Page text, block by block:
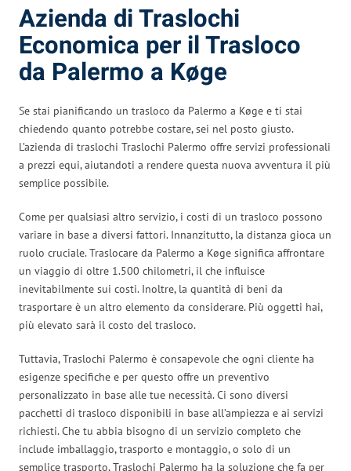
Azienda di Traslochi
Economica per il Trasloco
da Palermo a Køge
Se stai pianificando un trasloco da Palermo a Køge e ti stai
chiedendo quanto potrebbe costare, sei nel posto giusto.
L’azienda di traslochi Traslochi Palermo offre servizi professionali
a prezzi equi, aiutandoti a rendere questa nuova avventura il più
semplice possibile.
Come per qualsiasi altro servizio, i costi di un trasloco possono
variare in base a diversi fattori. Innanzitutto, la distanza gioca un
ruolo cruciale. Traslocare da Palermo a Køge significa affrontare
un viaggio di oltre 1.500 chilometri, il che influisce
inevitabilmente sui costi. Inoltre, la quantità di beni da
trasportare è un altro elemento da considerare. Più oggetti hai,
più elevato sarà il costo del trasloco.
Tuttavia, Traslochi Palermo è consapevole che ogni cliente ha
esigenze specifiche e per questo offre un preventivo
personalizzato in base alle tue necessità. Ci sono diversi
pacchetti di trasloco disponibili in base all’ampiezza e ai servizi
richiesti. Che tu abbia bisogno di un servizio completo che
include imballaggio, trasporto e montaggio, o solo di un
semplice trasporto, Traslochi Palermo ha la soluzione che fa per